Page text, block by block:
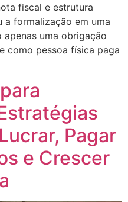
fiscal e estrutura
a formalização em uma
uma obrigação
como pessoa física paga
Pagar
e Crescer